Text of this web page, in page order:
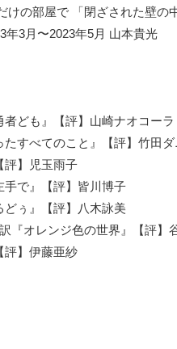
けの部屋で 「閉ざされた壁の
3月〜2023年5月 山本貴光
ども』【評】山崎ナオコーラ
すべてのこと』【評】竹田
評】児玉雨子
で』【評】皆川博子
ぅ』【評】八木詠美
『オレンジ色の世界』【評】
評】伊藤亜紗